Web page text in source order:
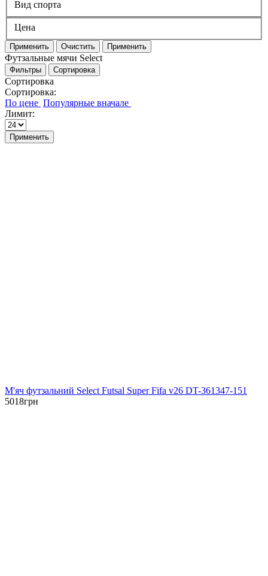
Вид спорта
Цена
Применить Очистить Применить
Футзальные мячи Select
Фильтры Сортировка
Сортировка
Сортировка:
Лимит:
Применить
М'яч футзальний Select Futsal Super Fifa v26 DT-361347-151
5018грн